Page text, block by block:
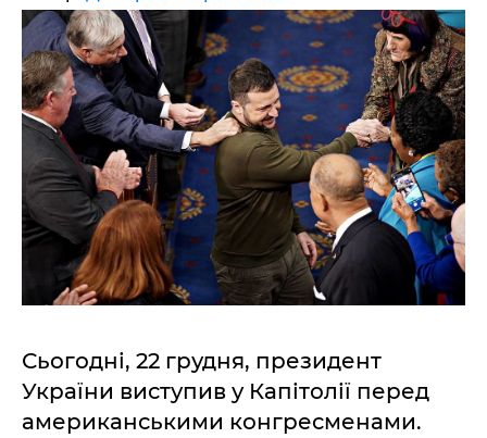
Сьогодні, 22 грудня, президент
України виступив у Капітолії перед
американськими конгресменами.